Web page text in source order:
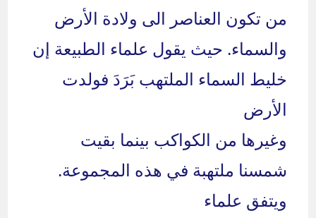
من تكون العناصر الى ولادة الأرض
والسماء. حيث يقول علماء الطبيعة إن
خليط السماء الملتهب بَرَدَ فولدت
الأرض
وغيرها من الكواكب بينما بقيت
شمسنا ملتهبة في هذه المجموعة.
ويتفق علماء